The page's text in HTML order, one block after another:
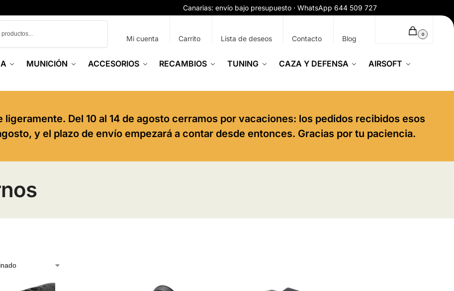
Canarias: envío bajo presupuesto · WhatsApp 644 509 727
Mi cuenta Carrito Lista de deseos Contacto Blog 0
MUNICIÓN ACCESORIOS RECAMBIOS TUNING CAZA Y DEFENSA AIRSOFT
Del 10 al 14 de agosto cerramos por vacaciones: los pedidos recibidos esos
y el plazo de envío empezará a contar desde entonces. Gracias por tu paciencia.